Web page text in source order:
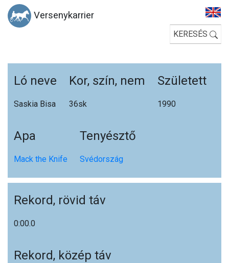
Versenykarrier
KERESÉS
Ló neve
Saskia Bisa
Kor, szín, nem
36sk
Született
1990
Apa
Mack the Knife
Tenyésztő
Svédország
Rekord, rövid táv
0:00.0
Rekord, közép táv